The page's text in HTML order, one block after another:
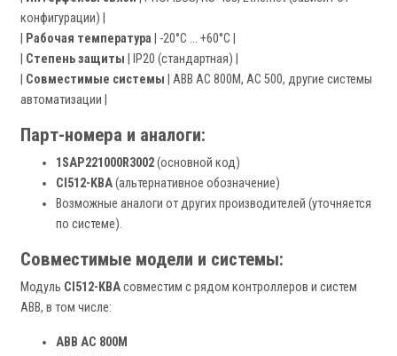
конфигурации) |
Рабочая температура | -20°C ... +60°C |
Степень защиты | IP20 (стандартная) |
Совместимые системы | ABB AC 800M, AC 500, другие системы
автоматизации |
Парт-номера и аналоги:
1SAP221000R3002(основной код)
CI512-KBA(альтернативное обозначение)
Возможные аналоги от других производителей (уточняется
по системе).
Совместимые модели и системы:
Модуль CI512-KBAсовместим с рядом контроллеров и систем
ABB, в том числе:
ABB AC 800M